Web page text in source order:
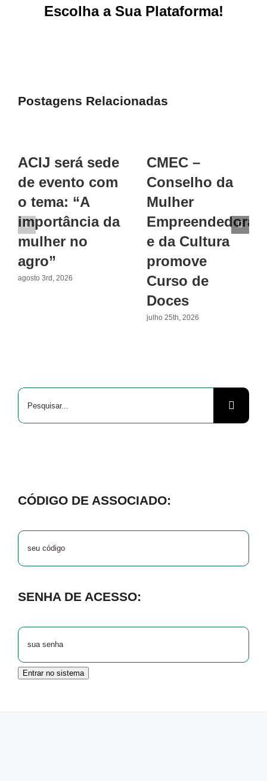
Escolha a Sua Plataforma!
Postagens Relacionadas
ACIJ será sede
de evento com
o tema: “A
importância da
mulher no
agro”
agosto 3rd, 2026
CMEC –
Conselho da
Mulher
Empreendedora
e da Cultura
promove
Curso de
Doces
julho 25th, 2026
Buscar
resultados
CÓDIGO DE ASSOCIADO:
SENHA DE ACESSO:
Entrar no sistema